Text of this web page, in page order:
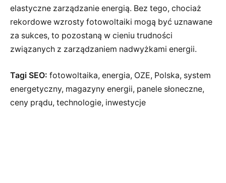
elastyczne zarządzanie energią. Bez tego, chociaż
rekordowe wzrosty fotowoltaiki mogą być uznawane
za sukces, to pozostaną w cieniu trudności
związanych z zarządzaniem nadwyżkami energii.
Tagi SEO: fotowoltaika, energia, OZE, Polska, system
energetyczny, magazyny energii, panele słoneczne,
ceny prądu, technologie, inwestycje